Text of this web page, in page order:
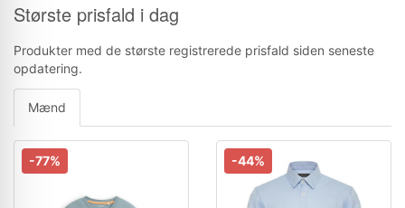
Største prisfald i dag
Produkter med de største registrerede prisfald siden seneste
opdatering.
Mænd
-77% -44%